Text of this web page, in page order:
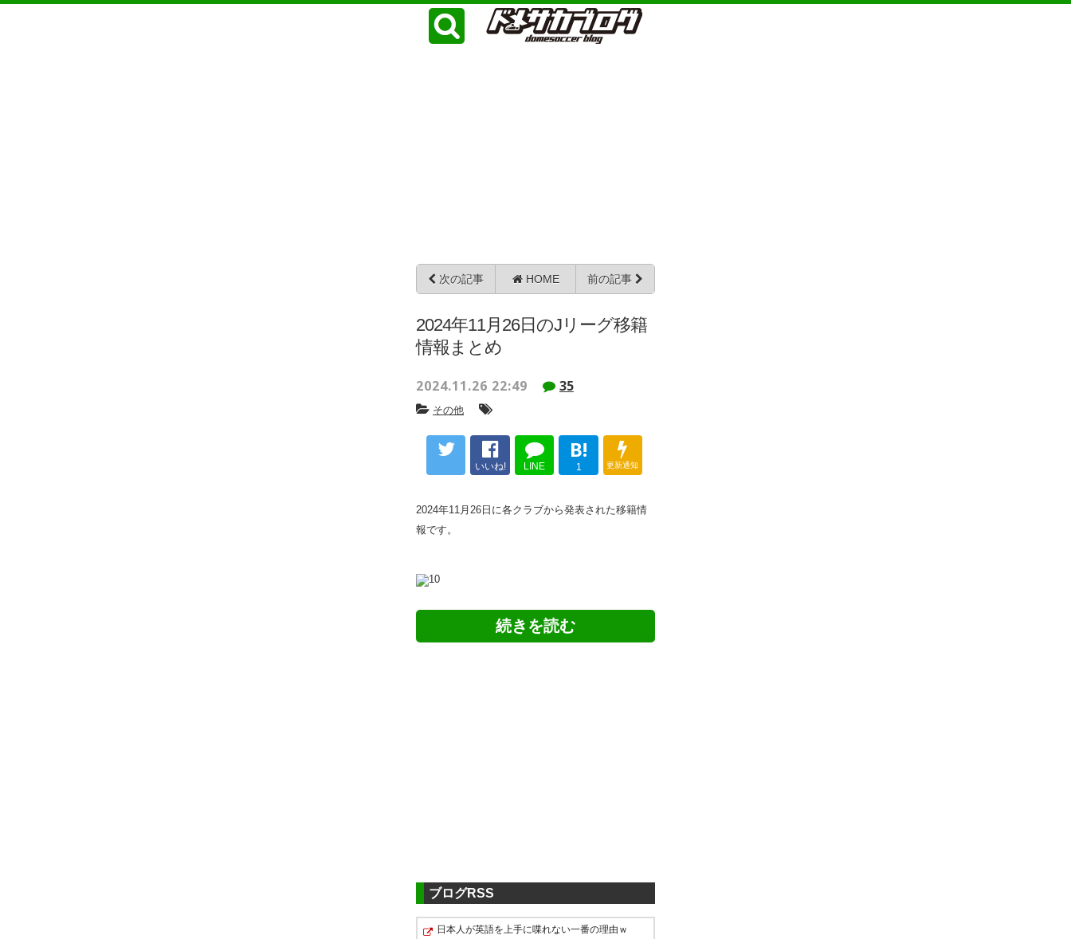
次の記事 HOME 前の記事
2024年11月26日のJリーグ移籍
情報まとめ
2024.11.26 22:49 35
その他
いいね! LINE
B!
1 更新通知
2024年11月26日に各クラブから発表された移籍情
報です。
OUT 鈴木 孝司
https://www.albirex.co.jp/news/66904/
ブログRSS
日本人が英語を上手に喋れない一番の理由ｗ